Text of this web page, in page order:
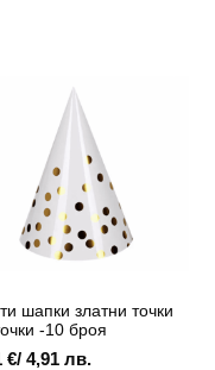
шапки златни точки
-10 броя
€/ 4,91 лв.